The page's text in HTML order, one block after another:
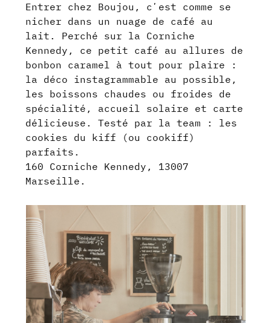
Entrer chez Boujou, cʼest comme se
nicher dans un nuage de café au
lait. Perché sur la Corniche
Kennedy, ce petit café au allures de
bonbon caramel à tout pour plaire :
la déco instagrammable au possible,
les boissons chaudes ou froides de
spécialité, accueil solaire et carte
délicieuse. Testé par la team : les
cookies du kiff (ou cookiff)
parfaits.
160 Corniche Kennedy, 13007
Marseille.